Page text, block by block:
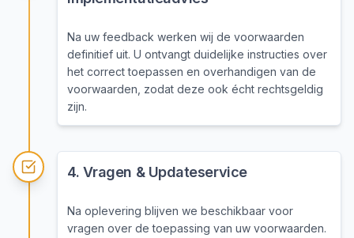
Na uw feedback werken wij de voorwaarden
definitief uit. U ontvangt duidelijke instructies over
het correct toepassen en overhandigen van de
voorwaarden, zodat deze ook écht rechtsgeldig
zijn.
4. Vragen & Updateservice
Na oplevering blijven we beschikbaar voor
vragen over de toepassing van uw voorwaarden.